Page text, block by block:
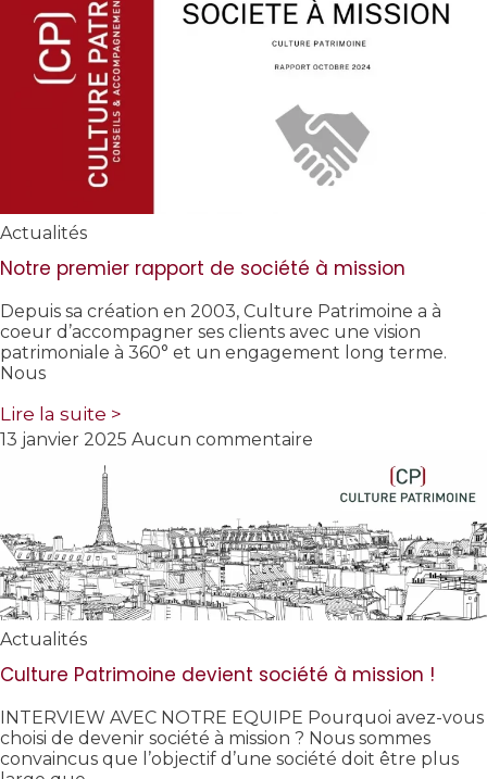
Actualités
Notre premier rapport de société à mission
Depuis sa création en 2003, Culture Patrimoine a à
coeur d’accompagner ses clients avec une vision
patrimoniale à 360° et un engagement long terme.
Nous
Lire la suite >
13 janvier 2025 Aucun commentaire
Actualités
Culture Patrimoine devient société à mission !
INTERVIEW AVEC NOTRE EQUIPE Pourquoi avez-vous
choisi de devenir société à mission ? Nous sommes
convaincus que l’objectif d’une société doit être plus